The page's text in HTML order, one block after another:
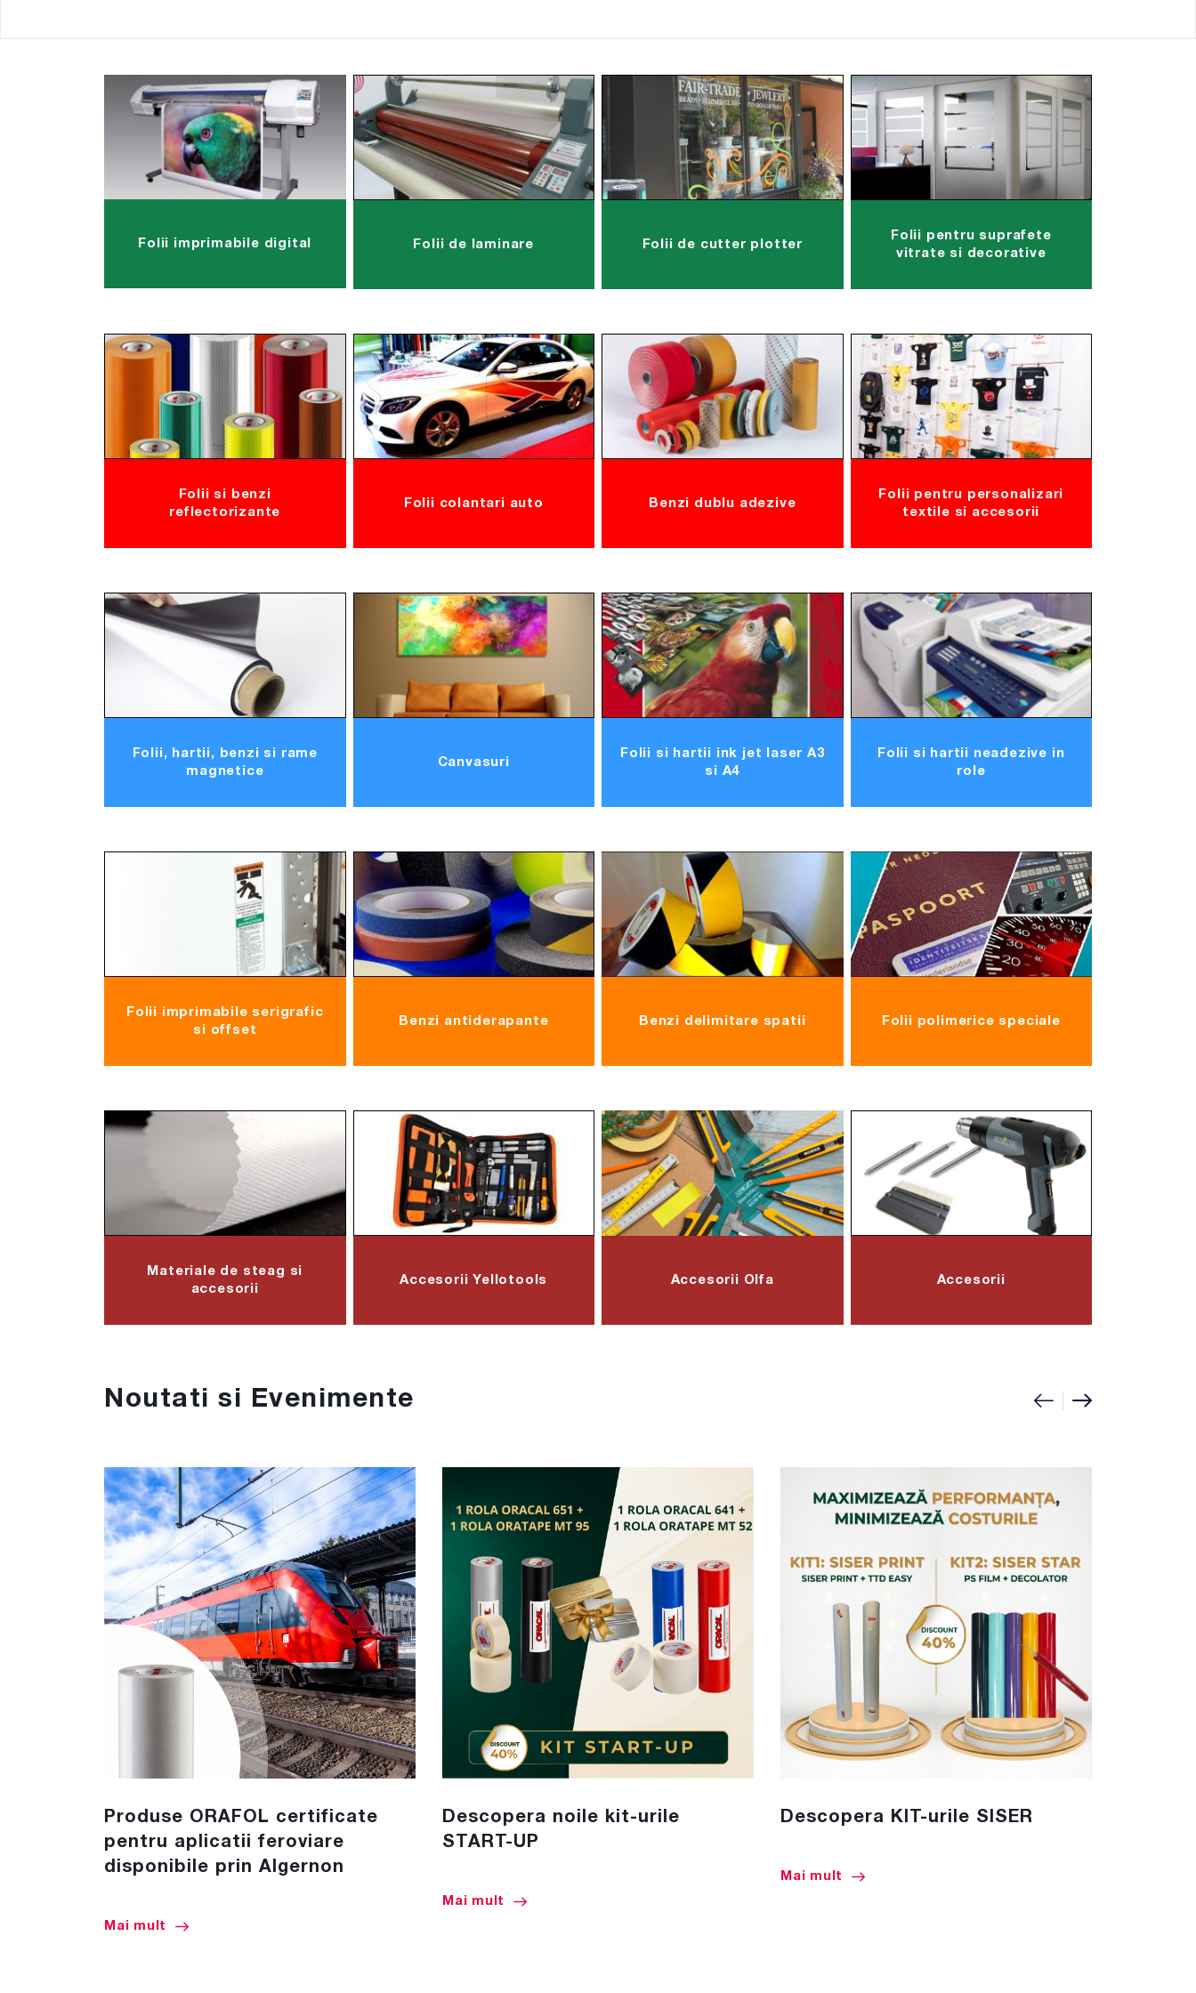
Folii imprimabile digital Folii de laminare Folii de cutter plotter
Folii pentru suprafete
vitrate si decorative
Folii si benzi
reflectorizante
Folii colantari auto Benzi dublu adezive
Folii pentru personalizari
textile si accesorii
Folii, hartii, benzi si rame
magnetice
Canvasuri
Folii si hartii ink jet laser A3
si A4
Folii si hartii neadezive in
role
Folii imprimabile serigrafic
si offset
Benzi antiderapante Benzi delimitare spatii Folii polimerice speciale
Materiale de steag si
accesorii
Accesorii Yellotools Accesorii Olfa Accesorii
Noutati si Evenimente
Produse ORAFOL certificate
pentru aplicatii feroviare
disponibile prin Algernon
Mai mult
Descopera noile kit-urile
START-UP
Mai mult
Descopera KIT-urile SISER
Mai mult